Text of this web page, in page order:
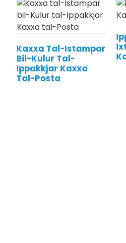
Kaxxa Tal-Istampar
Bil-Kulur Tal-
Ippakkjar Kaxxa
Tal-Posta